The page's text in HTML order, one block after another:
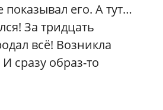
его. А тут…
За тридцать
всё! Возникла
сразу образ-то